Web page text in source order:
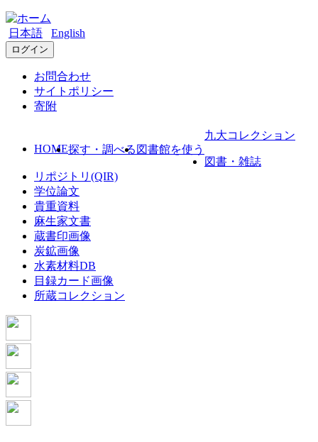
日本語 English
ログイン
お問合わせ
サイトポリシー
寄附
HOME探す・調べる 図書館を使う
九大コレクション
図書・雑誌
リポジトリ(QIR)
学位論文
貴重資料
麻生家文書
蔵書印画像
炭鉱画像
水素材料DB
目録カード画像
所蔵コレクション